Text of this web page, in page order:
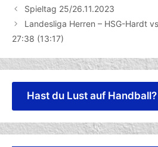
Spieltag 25/26.11.2023
Landesliga Herren – HSG-Hardt
27:38 (13:17)
Hast du Lust auf Handball?